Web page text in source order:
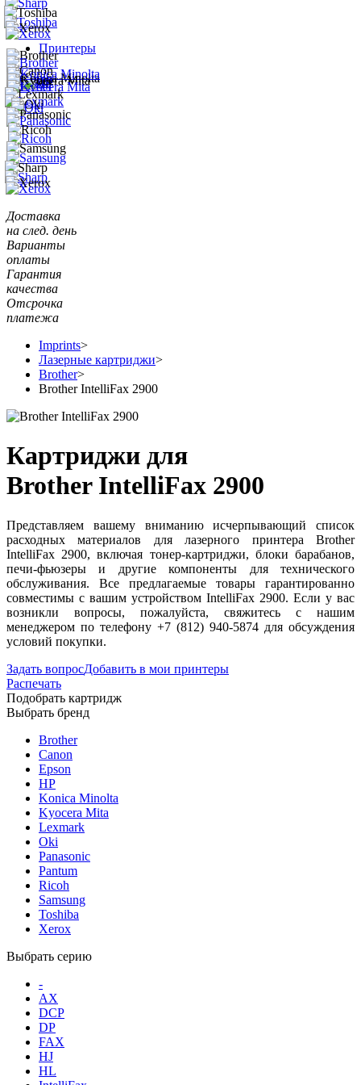
Принтеры
Доставка
на след. день
Варианты
оплаты
Гарантия
качества
Отсрочка
платежа
Imprints>
Лазерные картриджи>
Brother>
Brother IntelliFax 2900
Картриджи для
Brother IntelliFax 2900
Представляем вашему вниманию исчерпывающий список
расходных материалов для лазерного принтера Brother
IntelliFax 2900, включая тонер-картриджи, блоки барабанов,
печи-фьюзеры и другие компоненты для технического
обслуживания. Все предлагаемые товары гарантированно
совместимы с вашим устройством IntelliFax 2900. Если у вас
возникли вопросы, пожалуйста, свяжитесь с нашим
менеджером по телефону +7 (812) 940-5874 для обсуждения
условий покупки.
Задать вопросДобавить в мои принтеры
Распечать
Подобрать картридж
Выбрать бренд
Brother
Canon
Epson
HP
Konica Minolta
Kyocera Mita
Lexmark
Oki
Panasonic
Pantum
Ricoh
Samsung
Toshiba
Xerox
Выбрать серию
-
AX
DCP
DP
FAX
HJ
HL